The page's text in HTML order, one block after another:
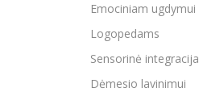
Emociniam ugdymui
Logopedams
Sensorinė integracija
Dėmesio lavinimui